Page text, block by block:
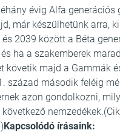
évig Alfa generációs
már készülhetünk arra,
2039 között a Béta
ha a szakemberek
követik majd a Gammák
század második feléig
azon gondolkozni,
)Kapcsolódó írásaink: